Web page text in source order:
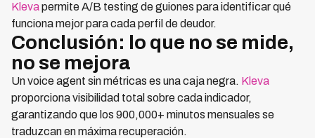
Klevapermite A/B testing de guiones para identificar qué
funciona mejor para cada perfil de deudor.
Conclusión: lo que no se mide,
no se mejora
Un voice agent sin métricas es una caja negra. Kleva
proporciona visibilidad total sobre cada indicador,
garantizando que los 900,000+ minutos mensuales se
traduzcan en máxima recuperación.